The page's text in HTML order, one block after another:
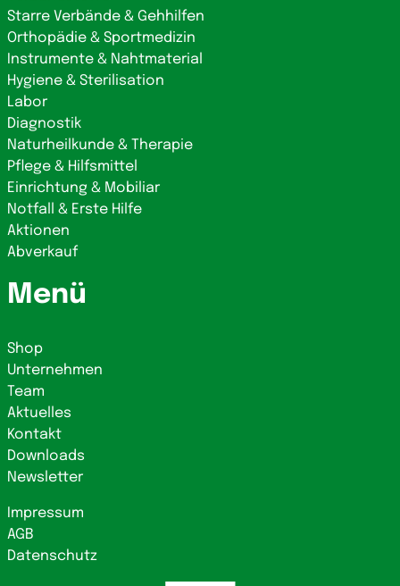
Starre Verbände & Gehhilfen
Orthopädie & Sportmedizin
Instrumente & Nahtmaterial
Hygiene & Sterilisation
Labor
Diagnostik
Naturheilkunde & Therapie
Pflege & Hilfsmittel
Einrichtung & Mobiliar
Notfall & Erste Hilfe
Aktionen
Abverkauf
Menü
Shop
Unternehmen
Team
Aktuelles
Kontakt
Downloads
Newsletter
Impressum
AGB
Datenschutz